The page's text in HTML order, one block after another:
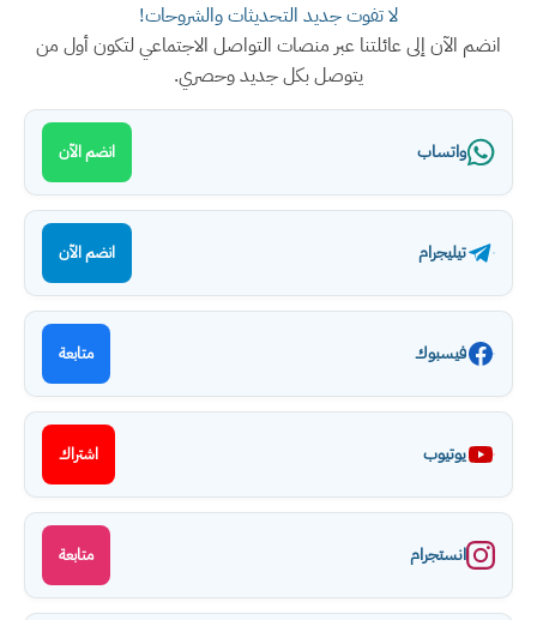
لا تفوت جديد التحديثات والشروحات!
انضم الآن إلى عائلتنا عبر منصات التواصل الاجتماعي لتكون أول من
يتوصل بكل جديد وحصري.
واتساب انضم الآن
تيليجرام انضم الآن
فيسبوك متابعة
يوتيوب اشتراك
انستجرام متابعة